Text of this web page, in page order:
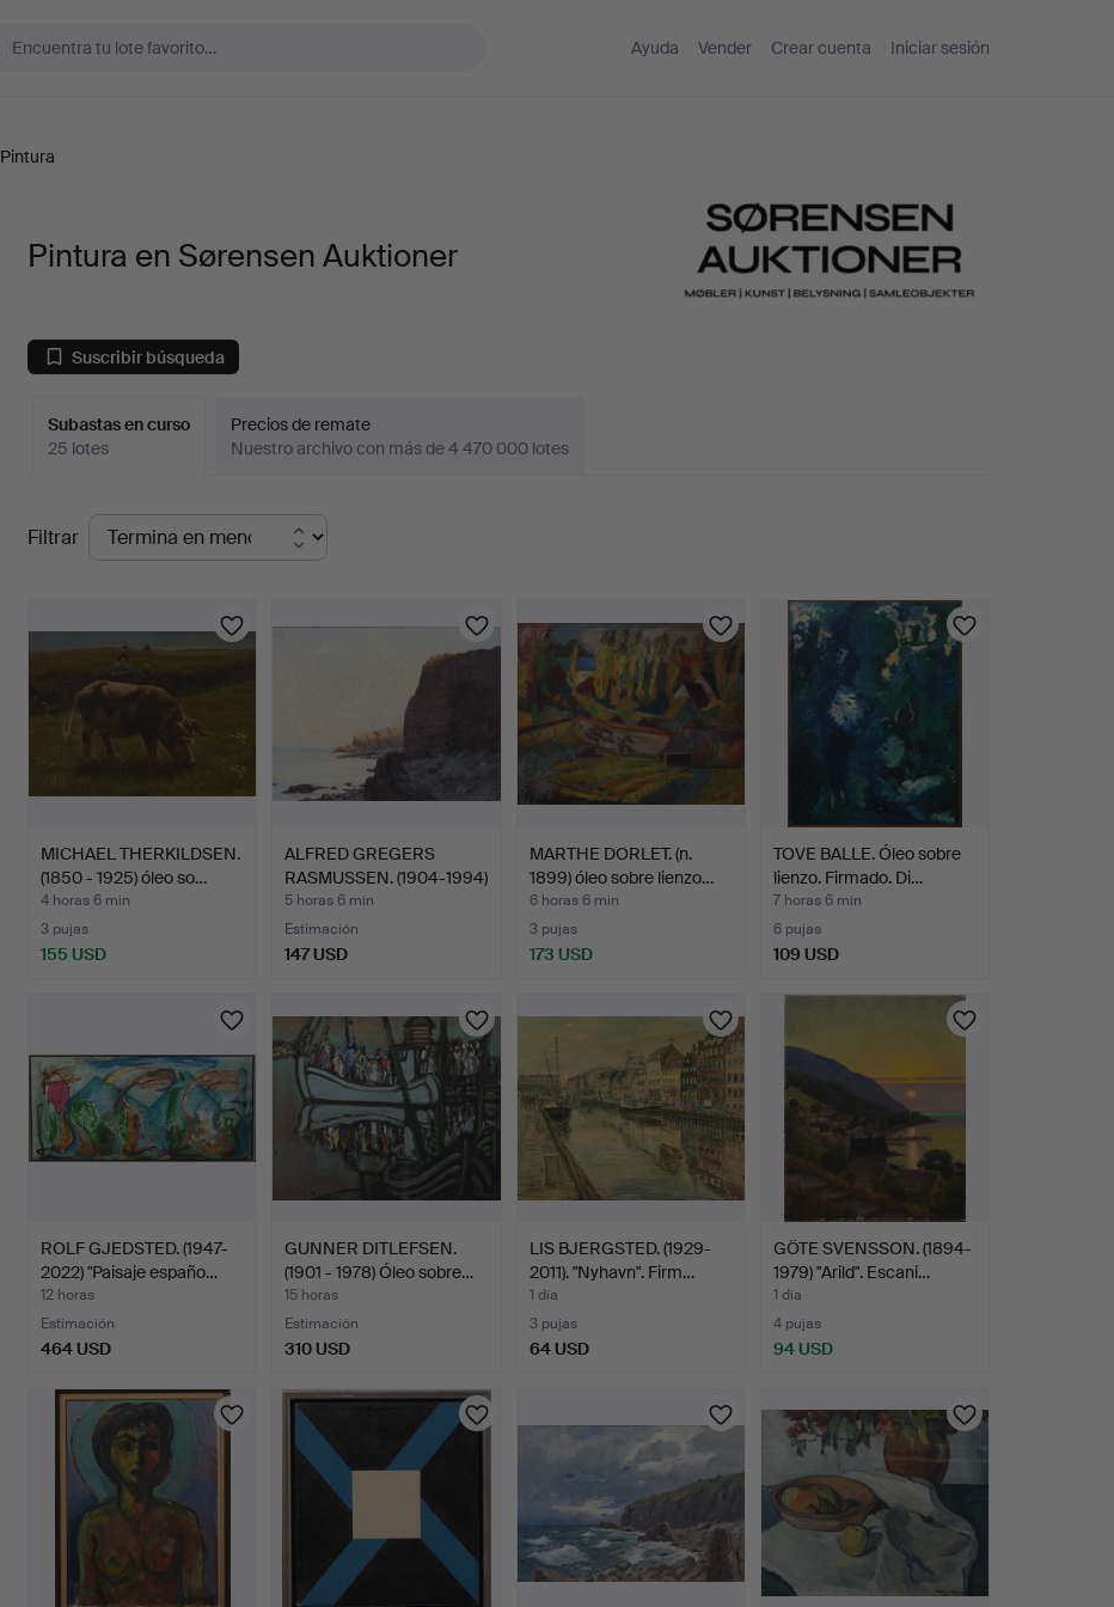
Ayuda Vender Crear cuenta Iniciar sesión
Pintura
Pintura en Sørensen Auktioner
Suscribir búsqueda
Subastas en curso
25 lotes
Precios de remate
Nuestro archivo con más de 4 470 000 lotes
Subastas
en
Filtrar
MICHAEL THERKILDSEN.
(1850 - 1925) óleo so…
4 horas 6 min
3 pujas
155 USD
ALFRED GREGERS
RASMUSSEN. (1904-1994)
Pais…
5 horas 6 min
Estimación
147 USD
MARTHE DORLET. (n.
1899) óleo sobre lienzo…
6 horas 6 min
3 pujas
173 USD
TOVE BALLE. Óleo sobre
lienzo. Firmado. Di…
7 horas 6 min
6 pujas
109 USD
ROLF GJEDSTED. (1947-
2022) "Paisaje españo…
12 horas
Estimación
464 USD
GUNNER DITLEFSEN.
(1901 - 1978) Óleo sobre…
15 horas
Estimación
310 USD
LIS BJERGSTED. (1929-
2011). "Nyhavn". Firm…
1 día
3 pujas
64 USD
GÖTE SVENSSON. (1894-
1979) "Arild". Escani…
1 día
4 pujas
94 USD